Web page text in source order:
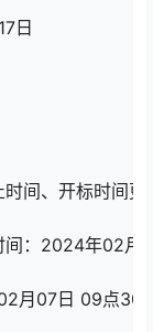
日
间、开标时间更
间：2024年02
月07日 09点30